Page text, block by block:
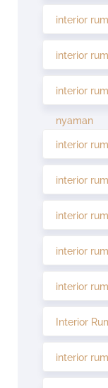
interior
interior
interior
nyaman
interior
interior
interior
interior
interior
Interior
interior